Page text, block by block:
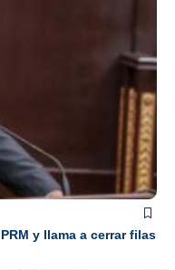
y llama a cerrar filas